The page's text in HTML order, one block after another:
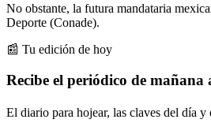
No obstante, la futura mandataria
Deporte (Conade).
📰 Tu edición de hoy
Recibe el periódico de mañana
El diario para hojear, las claves del día